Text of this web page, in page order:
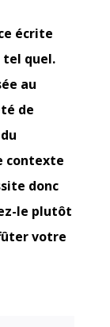
écrite
tel quel.
au
de
contexte
donc
le plutôt
votre